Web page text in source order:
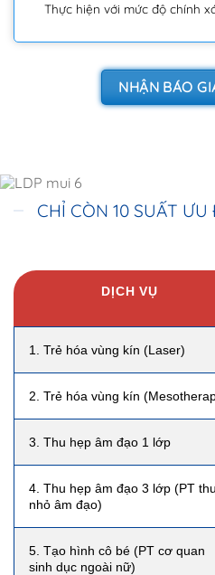
Thực hiện với mức độ chính
NHẬN BÁO
CHỈ CÒN 10 SUẤT
DỊCH VỤ
1. Trẻ hóa vùng kín (Laser)
2. Trẻ hóa vùng kín
3. Thu hẹp âm đạo 1 lớp
4. Thu hẹp âm đạo 3 lớp (PT thu
nhỏ âm đạo)
5. Tạo hình cô bé (PT cơ quan
sinh dục ngoài nữ)